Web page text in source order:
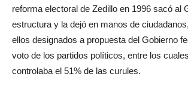
reforma electoral de Zedillo en 1996 sacó al
estructura y la dejó en manos de
ellos designados a propuesta del Gobierno
voto de los partidos políticos, entre los
controlaba el 51% de las curules.